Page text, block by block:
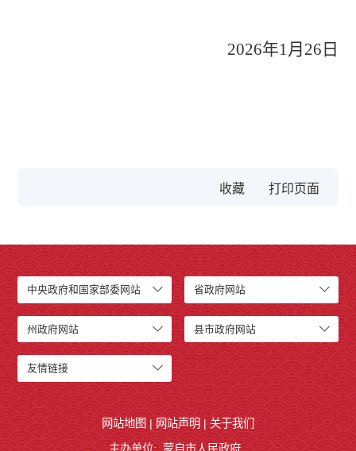
2026年1月 26 日
收藏
中央政府和国家部委网站 省政府网站
州政府网站 县市政府网站
友情链接
网站地图 | 网站声明 | 关于我们